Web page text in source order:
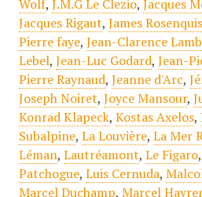
Wolf, J.M.G Le Clezio, Jacques
Jacques Rigaut, James
Pierre faye, Jean-Clarence
Lebel, Jean-Luc Godard, Jean-
Pierre Raynaud, Jeanne d'Arc,
Joseph Noiret, Joyce Mansour,
Konrad Klapeck, Kostas Axelos,
Subalpine, La Louvière, La Mer
Léman, Lautréamont, Le Figaro,
Patchogue, Luis Cernuda,
Marcel Duchamp, Marcel